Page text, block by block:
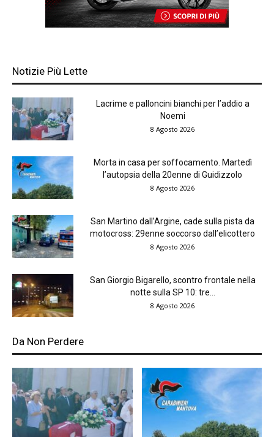
Notizie Più Lette
Lacrime e palloncini bianchi per l’addio a
Noemi
8 Agosto 2026
Morta in casa per soffocamento. Martedì
l’autopsia della 20enne di Guidizzolo
8 Agosto 2026
San Martino dall’Argine, cade sulla pista da
motocross: 29enne soccorso dall’elicottero
8 Agosto 2026
San Giorgio Bigarello, scontro frontale nella
notte sulla SP 10: tre...
8 Agosto 2026
Da Non Perdere